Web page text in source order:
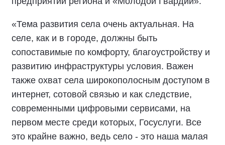
«Тема развития села очень актуальная. На
селе, как и в городе, должны быть
сопоставимые по комфорту, благоустройству и
развитию инфраструктуры условия. Важен
также охват села широкополосным доступом в
интернет, сотовой связью и как следствие,
современными цифровыми сервисами, на
первом месте среди которых, Госуслуги. Все
это крайне важно, ведь село - это наша малая